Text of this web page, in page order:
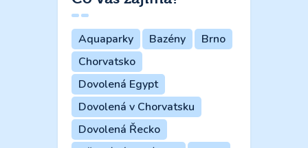
Aquaparky Bazény
Brno
Chorvatsko
Dovolená Egypt
Dovolená v Chorvatsku
Dovolená Řecko